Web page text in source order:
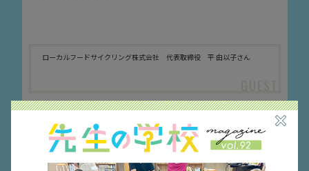
ローカルフードサイクリング株式会社 代表取締役 平 由以子さん